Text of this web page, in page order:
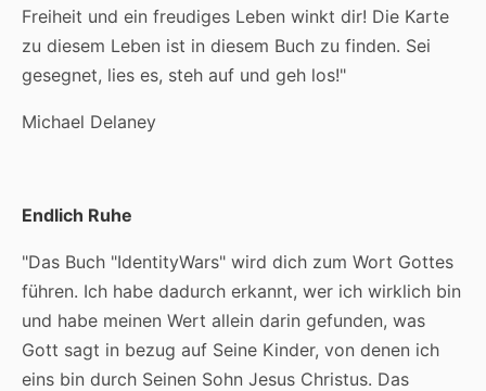
Freiheit und ein freudiges Leben winkt dir! Die Karte
zu diesem Leben ist in diesem Buch zu finden. Sei
gesegnet, lies es, steh auf und geh los!"
Michael Delaney
Endlich Ruhe
"Das Buch "IdentityWars" wird dich zum Wort Gottes
führen. Ich habe dadurch erkannt, wer ich wirklich bin
und habe meinen Wert allein darin gefunden, was
Gott sagt in bezug auf Seine Kinder, von denen ich
eins bin durch Seinen Sohn Jesus Christus. Das